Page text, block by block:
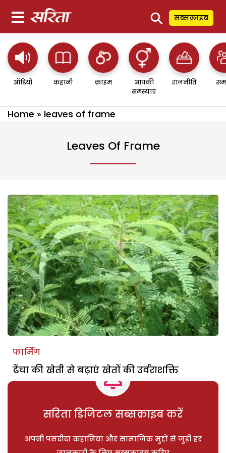
⚲ सब्सक्राइब
ऑडियो कहानी क्राइम
आपकी
समस्याएं
राजनीति
Home » leaves of frame
Leaves Of Frame
फार्मिंग
ढेंचा की खेती से बढ़ाएं खेतों की उर्वराशक्ति
सरिता डिजिटल सब्सक्राइब करें
अपनी पसंदीदा कहानियां और सामाजिक मुद्दों से जुड़ी हर